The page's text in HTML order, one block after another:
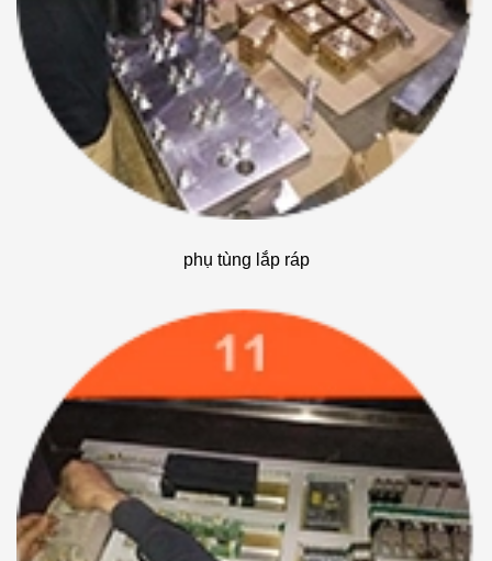
phụ tùng lắp ráp